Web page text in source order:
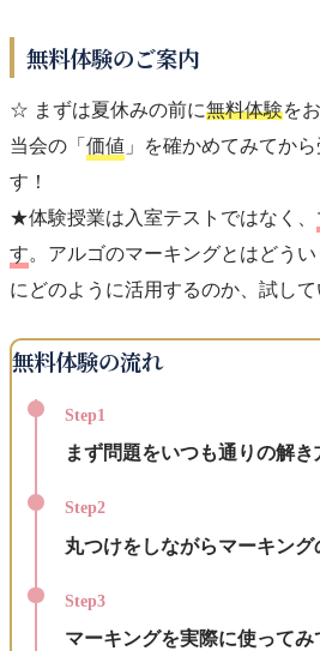
無料体験のご案内
☆ まずは夏休みの前に無料体験を
当会の「 価値 」を確かめてみてか
す！
★体験授業は入室テストではなく、
す。アルゴのマーキングとはどう
にどのように活用するのか、試して
無料体験の流れ
Step1
まず問題をいつも通りの解き
Step2
丸つけをしながらマーキング
Step3
マーキングを実際に使ってみ